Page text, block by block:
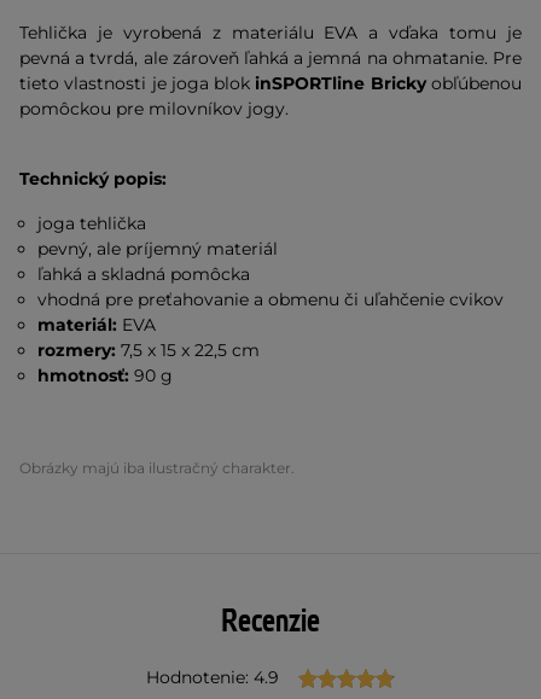
Tehlička je vyrobená z materiálu EVA a vďaka tomu je
pevná a tvrdá, ale zároveň ľahká a jemná na ohmatanie. Pre
tieto vlastnosti je joga blok inSPORTline Brickyobľúbenou
pomôckou pre milovníkov jogy.
Technický popis:
joga tehlička
pevný, ale príjemný materiál
ľahká a skladná pomôcka
vhodná pre preťahovanie a obmenu či uľahčenie cvikov
materiál: EVA
rozmery:7,5 x 15 x 22,5 cm
hmotnosť:90 g
Obrázky majú iba ilustračný charakter.
Recenzie
Hodnotenie: 4.9